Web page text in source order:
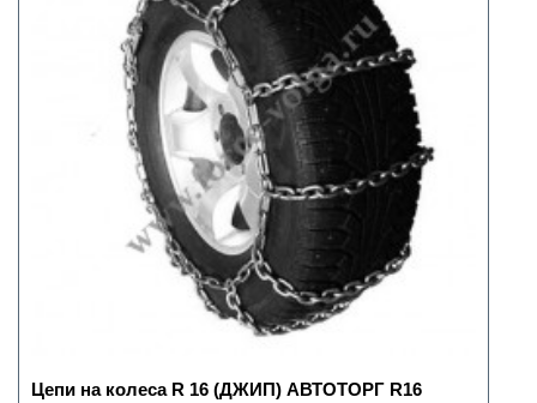
Цепи на колеса R 16 (ДЖИП) АВТОТОРГ R16